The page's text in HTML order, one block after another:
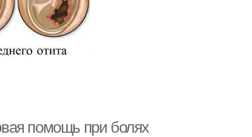
помощь при болях